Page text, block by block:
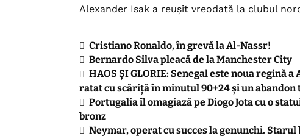
Alexander Isak a reușit vreodată la clubul
Cristiano Ronaldo, în grevă la Al-Nassr!
Bernardo Silva pleacă de la Manchester City
HAOS ȘI GLORIE: Senegal este noua regină
ratat cu scăriță în minutul 90+24 și un
Portugalia îl omagiază pe Diogo Jota cu o
bronz
Neymar, operat cu succes la genunchi.